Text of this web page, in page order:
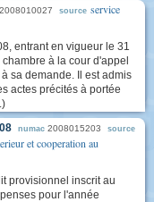
2008010027 source service
entrant en vigueur le 31
à la cour d'appel
sa demande. Il est admis
actes précités à portée
numac 2008015203 source
et cooperation au
provisionnel inscrit au
pour l'année